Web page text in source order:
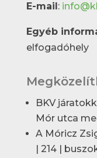
E-mail :
Egyéb
elfogadóhely
BKV
Mór utca
A Móricz
| 214 |